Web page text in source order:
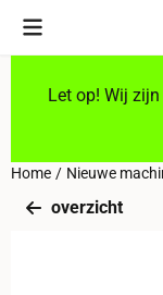
Cookievoorkeuren
Let op! Wij
Home / Nieuwe
overzicht